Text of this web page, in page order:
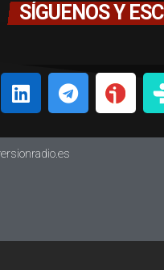
SÍGUENOS Y